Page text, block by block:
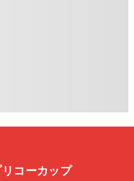
コーカップ